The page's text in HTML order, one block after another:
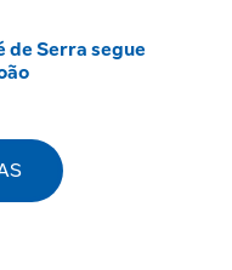
de Serra segue